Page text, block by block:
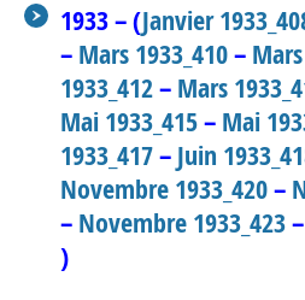
1933 – (Janvier
– Mars 1933_410–
1933_412– Mars
Mai 1933_415– Mai
1933_417– Juin
Novembre 1933_420–
– Novembre 1933_423–
)